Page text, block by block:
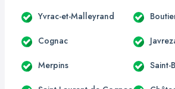
Yvrac-et-Malleyrand
Cognac
Merpins Saint-